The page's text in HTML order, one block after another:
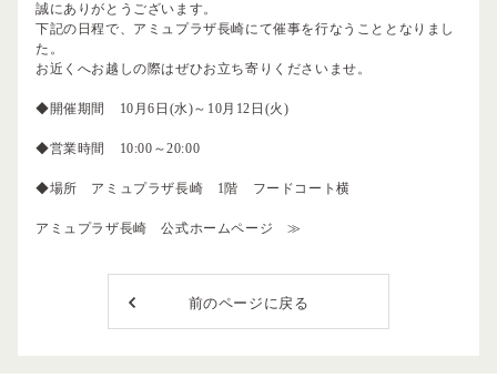
誠にありがとうございます。
下記の日程で、アミュプラザ長崎にて催事を行なうこととなりまし
た。
お近くへお越しの際はぜひお立ち寄りくださいませ。
◆開催期間 10月6日(水)～10月12日(火)
◆営業時間 10:00～20:00
◆場所 アミュプラザ長崎 1階 フードコート横
アミュプラザ長崎 公式ホームページ ≫
前のページに戻る